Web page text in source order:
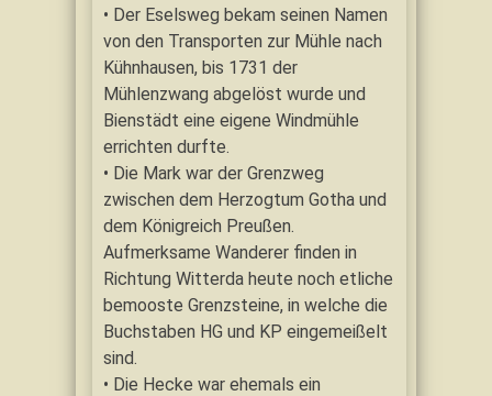
• Der Eselsweg bekam seinen Namen
von den Transporten zur Mühle nach
Kühnhausen, bis 1731 der
Mühlenzwang abgelöst wurde und
Bienstädt eine eigene Windmühle
errichten durfte.
• Die Mark war der Grenzweg
zwischen dem Herzogtum Gotha und
dem Königreich Preußen.
Aufmerksame Wanderer finden in
Richtung Witterda heute noch etliche
bemooste Grenzsteine, in welche die
Buchstaben HG und KP eingemeißelt
sind.
• Die Hecke war ehemals ein